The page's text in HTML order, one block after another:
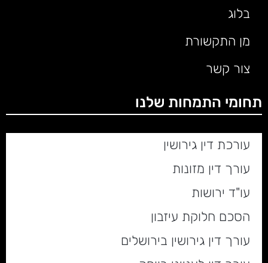
בלוג
מן התקשורת
צור קשר
תחומי התמחות שלנו
עורכת דין גירושין
עורך דין מזונות
עו"ד ירושות
הסכם חלוקת עיזבון
עורך דין גירושין בירושלים